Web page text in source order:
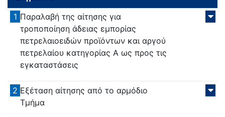
1 Παραλαβή της αίτησης για
τροποποίηση άδειας εμπορίας
πετρελαιοειδών προϊόντων και αργού
πετρελαίου κατηγορίας Α ως προς τις
εγκαταστάσεις
2 Εξέταση αίτησης από το αρμόδιο
Τμήμα